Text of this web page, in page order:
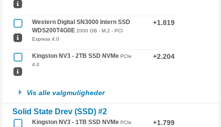
Western Digital SN3000 Intern SSD
WDS200T4G0E 2000 GB - M.2 - PCI
Express 4.0
+1.819
Kingston NV3 - 2TB SSD NVMe PCIe
4.0
+2.204
Vis alle valgmuligheder
Solid State Drev (SSD) #2
Kingston NV3 - 1TB SSD NVMe PCIe
+1.799